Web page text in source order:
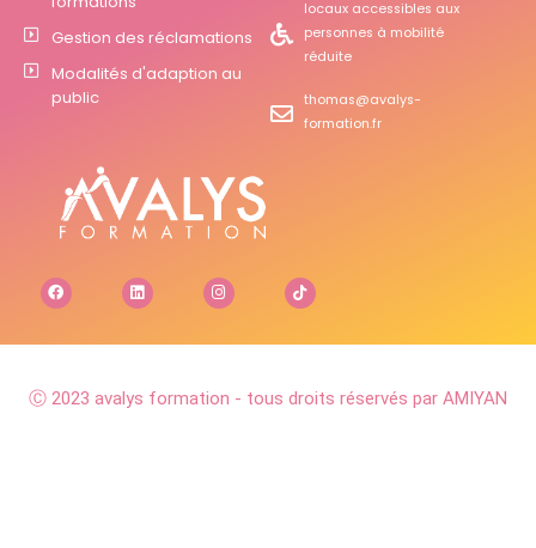
Gestion des réclamations
Modalités d'adaption au
public
locaux accessibles aux
personnes à mobilité
réduite
thomas@avalys-
formation.fr
Ⓒ 2023 avalys formation - tous droits réservés par AMIYAN